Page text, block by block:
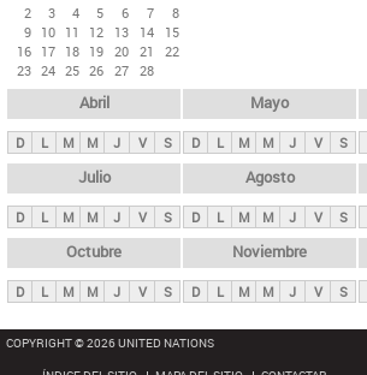
n
i
p
a
l
s
2
3 4 5 6 7
8
9 10 11 12 13 14
15
16 17 18 19 20 21
22
23 24 25 26 27 28
Abril
D L M M J V S
Mayo
D L M M J V S
Julio
D L M M J V S
Agosto
D L M M J V S
Octubre
D L M M J V S
Noviembre
D L M M J V S
COPYRIGHT © 2026 UNITED NATIONS